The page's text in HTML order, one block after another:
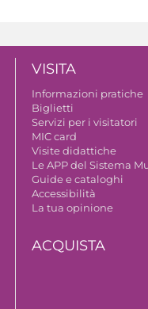
VISITA
Informazioni pratiche
Biglietti
Servizi per i visitatori
MIC card
Visite didattiche
Le APP del Sistema
Guide e cataloghi
Accessibilità
La tua opinione
ACQUISTA